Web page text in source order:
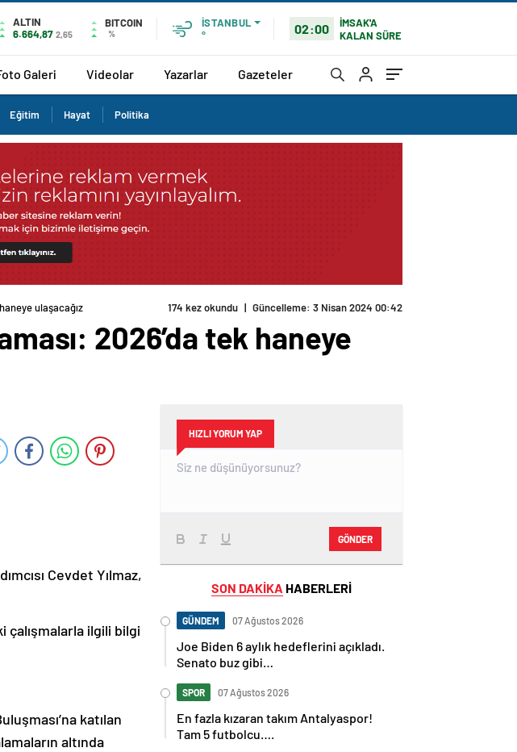
ALTIN
6.664,87 2,65
BITCOIN
%
İSTANBUL
°
02:00
İMSAK'A
KALAN SÜRE
Galeri Videolar Yazarlar Gazeteler
Eğitim Hayat Politika
ulaşacağız 174 kez okundu | Güncelleme: 3 Nisan 2024 00:42
2026’da tek haneye
Cevdet Yılmaz,
çalışmalarla ilgili bilgi
katılan
altında
HIZLI YORUM YAP
GÖNDER
SON DAKİKA HABERLERİ
GÜNDEM 07 Ağustos 2026
Joe Biden 6 aylık hedeflerini açıkladı.
Senato buz gibi…
SPOR 07 Ağustos 2026
En fazla kızaran takım Antalyaspor!
Tam 5 futbolcu….